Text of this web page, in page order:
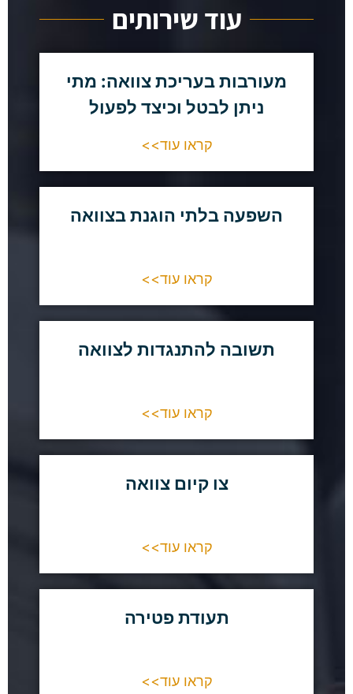
עוד שירותים
מעורבות בעריכת צוואה: מתי
ניתן לבטל וכיצד לפעול
קראו עוד>>
השפעה בלתי הוגנת בצוואה
קראו עוד>>
תשובה להתנגדות לצוואה
קראו עוד>>
צו קיום צוואה
קראו עוד>>
תעודת פטירה
קראו עוד>>